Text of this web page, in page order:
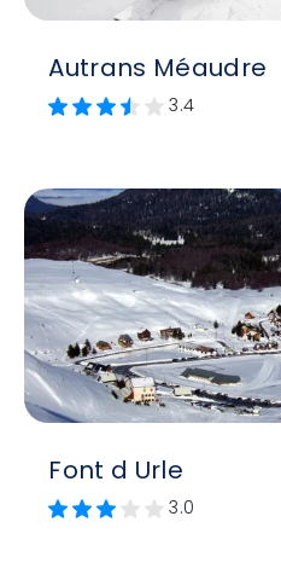
Autrans Méaudre
3.4
Font d Urle
3.0